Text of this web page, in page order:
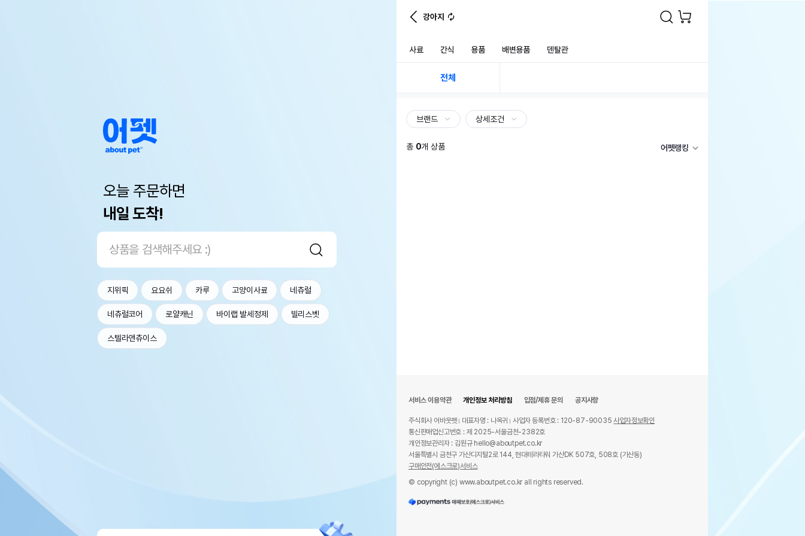
오늘 주문하면
내일 도착!
지위픽 요요쉬 카루 고양이사료 네츄럴
네츄럴코어 로얄캐닌 바이랩 발세정제 빌리스벳
스텔라앤츄이스
강아지
사료 간식 용품 배변용품 덴탈관
전체
브랜드 상세조건
총 0개 상품 어펫랭킹
서비스 이용약관 개인정보 처리방침 입점/제휴 문의 공지사항
주식회사 어바웃펫 대표자명 : 나옥귀 사업자 등록번호 : 120-87-90035사업자정보확인
통신판매업신고번호 : 제 2025-서울금천-2382호
개인정보관리자 : 김원규 hello@aboutpet.co.kr
서울특별시 금천구 가산디지털2로 144, 현대테라타워 가산DK 507호, 508호 (가산동)
구매안전(에스크로)서비스
© copyright (c) www.aboutpet.co.kr all rights reserved.